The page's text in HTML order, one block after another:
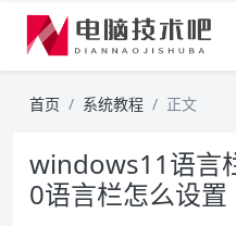
首页 系统教程 正文
windows11语言
0语言栏怎么设置